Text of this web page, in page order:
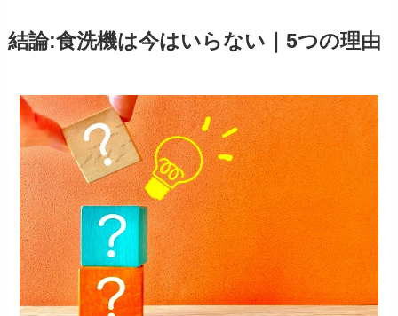
結論:食洗機は今はいらない｜5つの理由